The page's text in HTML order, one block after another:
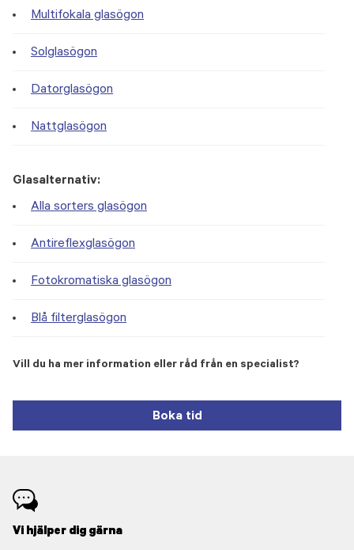
Multifokala glasögon
Solglasögon
Datorglasögon
Nattglasögon
Glasalternativ:
Alla sorters glasögon
Antireflexglasögon
Fotokromatiska glasögon
Blå filterglasögon
Vill du ha mer information eller råd från en specialist?
Boka tid
Vi hjälper dig gärna